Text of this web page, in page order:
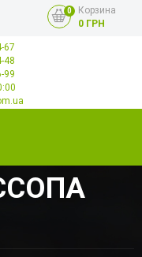
0
Корзина
0 ГРН
67
48
99